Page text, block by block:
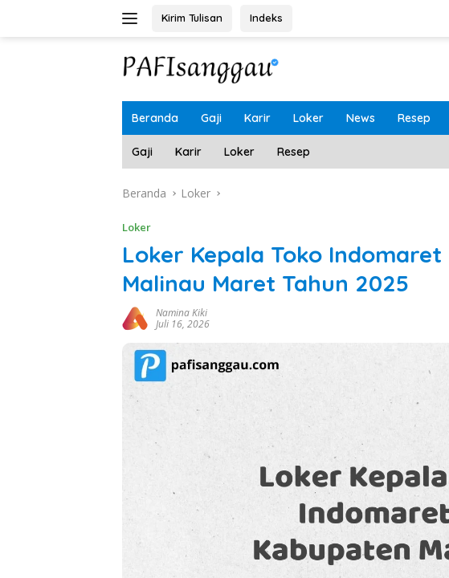
Kirim Tulisan Indeks
Beranda Gaji Karir Loker News Resep
Gaji Karir Loker Resep
Beranda Loker
Loker
Loker Kepala Toko
Malinau Maret Tahun 2025
Namina Kiki
Juli 16, 2026